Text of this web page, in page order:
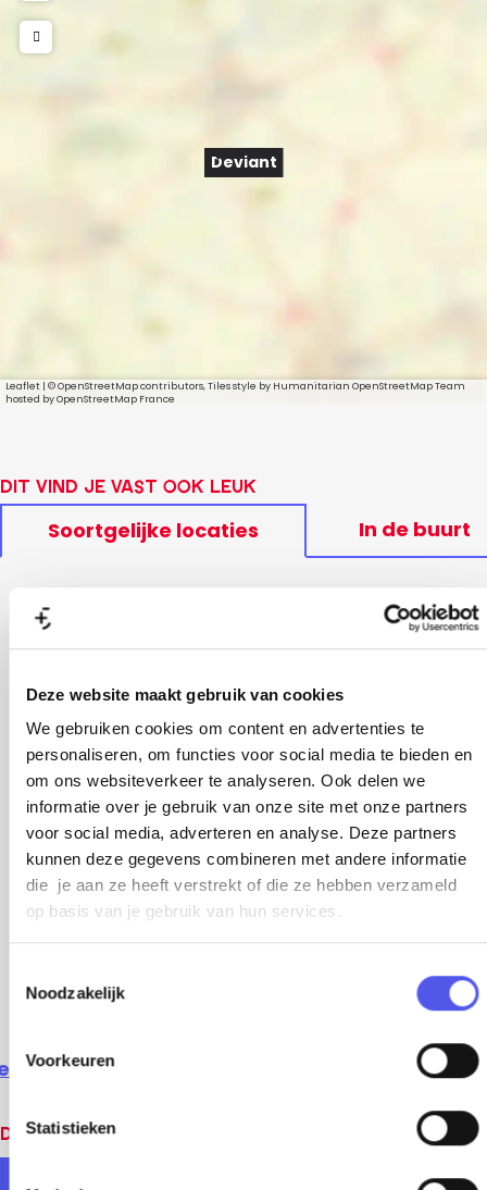
Deze website maakt gebruik van cookies
We gebruiken cookies om content en advertenties te
personaliseren, om functies voor social media te bieden en
om ons websiteverkeer te analyseren. Ook delen we
informatie over je gebruik van onze site met onze partners
voor social media, adverteren en analyse. Deze partners
kunnen deze gegevens combineren met andere informatie
die je aan ze heeft verstrekt of die ze hebben verzameld
op basis van je gebruik van hun services.
t
m
m
Noodzakelijk
Voorkeuren
Statistieken
Deviant
Leaflet | © OpenStreetMap contributors, Tiles style by Humanitarian OpenStreetMap Team
hosted by OpenStreetMap France
Dit vind je vast ook leuk
Soortgelijke locaties In de buurt
alle locaties
Deel deze pagina